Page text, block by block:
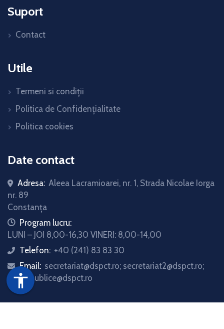
accessibility
Suport
Contact
Utile
Termeni si condiții
Politica de Confidențialitate
Politica cookies
Date contact
Adresa: Aleea Lacramioarei, nr. 1, Strada Nicolae Iorga
nr. 89
Constanța
iconProgram lucru:
LUNI – JOI 8,00-16,30 VINERI: 8,00-14,00
icon
Telefon: +40 (241) 83 83 30
icon
Email: secretariat@dspct.ro; secretariat2@dspct.ro;
relatii.publice@dspct.ro